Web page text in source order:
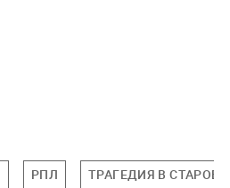
РПЛ ТРАГЕДИЯ В